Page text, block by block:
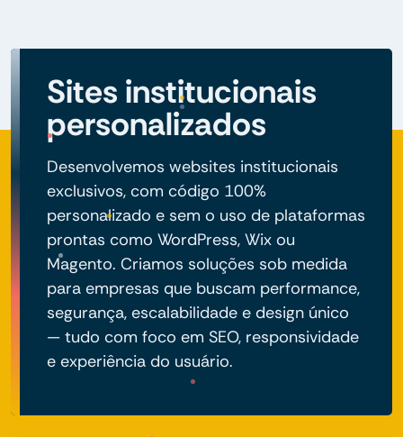
Sites institucionais
personalizados
Desenvolvemos websites institucionais
exclusivos, com código 100%
personalizado e sem o uso de plataformas
prontas como WordPress, Wix ou
Magento. Criamos soluções sob medida
para empresas que buscam performance,
segurança, escalabilidade e design único
— tudo com foco em SEO, responsividade
e experiência do usuário.